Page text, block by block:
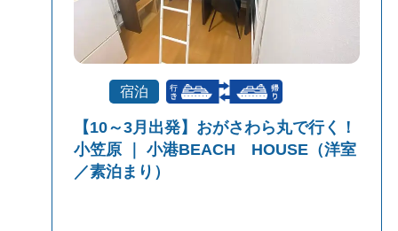
宿泊
【10～3月出発】おがさわら丸で行く！
小笠原 ｜ 小港BEACH HOUSE（洋室
／素泊まり）